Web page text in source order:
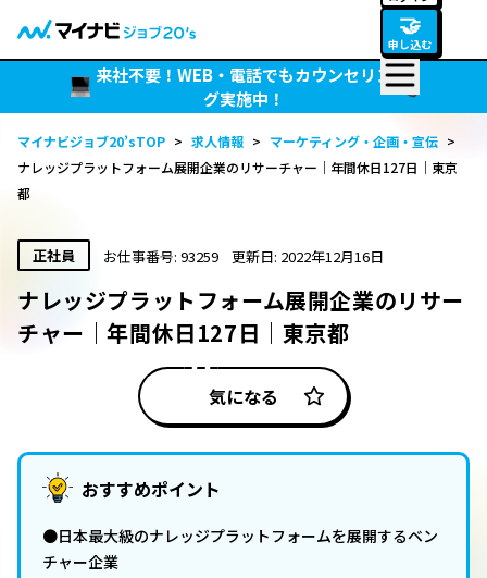
🤝
申し込む
来社不要！WEB・電話でもカウンセリン
グ実施中！
マイナビジョブ20’sTOP > 求人情報 > マーケティング・企画・宣伝 >
ナレッジプラットフォーム展開企業のリサーチャー｜年間休日127日｜東京
都
正社員 お仕事番号: 93259 更新日: 2022年12月16日
ナレッジプラットフォーム展開企業のリサー
チャー｜年間休日127日｜東京都
気になる
おすすめポイント
●日本最大級のナレッジプラットフォームを展開するベン
チャー企業